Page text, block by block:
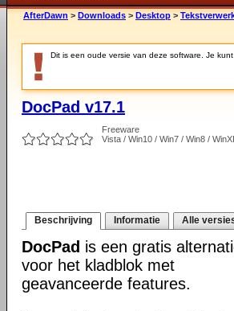
AfterDawn > Downloads > Desktop >
Dit is een oude versie van deze software. Je
DocPad v17.1
Freeware
Vista / Win10 / Win7 / Win8 /
Beschrijving Informatie Alle
DocPad is een gratis
voor het kladblok met
geavanceerde features.